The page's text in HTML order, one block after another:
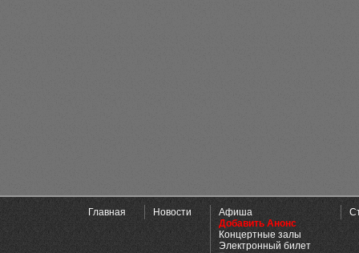
Главная Новости
Афиша
Добавить Анонс
Концертные залы
Электронный билет